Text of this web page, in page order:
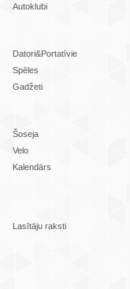
Autoklubi
Datori&Portatīvie
Spēles
Gadžeti
Šoseja
Velo
Kalendārs
Lasītāju raksti